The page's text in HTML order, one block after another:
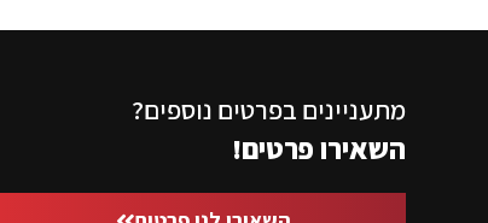
מתעניינים בפרטים נוספים?
השאירו פרטים!